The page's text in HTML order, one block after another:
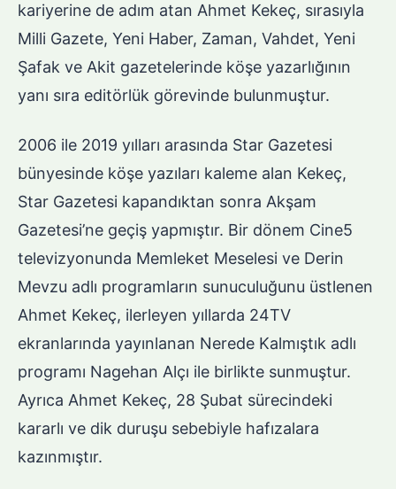
kariyerine de adım atan Ahmet Kekeç, sırasıyla
Milli Gazete, Yeni Haber, Zaman, Vahdet, Yeni
Şafak ve Akit gazetelerinde köşe yazarlığının
yanı sıra editörlük görevinde bulunmuştur.
2006 ile 2019 yılları arasında Star Gazetesi
bünyesinde köşe yazıları kaleme alan Kekeç,
Star Gazetesi kapandıktan sonra Akşam
Gazetesi’ne geçiş yapmıştır. Bir dönem Cine5
televizyonunda Memleket Meselesi ve Derin
Mevzu adlı programların sunuculuğunu üstlenen
Ahmet Kekeç, ilerleyen yıllarda 24TV
ekranlarında yayınlanan Nerede Kalmıştık adlı
programı Nagehan Alçı ile birlikte sunmuştur.
Ayrıca Ahmet Kekeç, 28 Şubat sürecindeki
kararlı ve dik duruşu sebebiyle hafızalara
kazınmıştır.